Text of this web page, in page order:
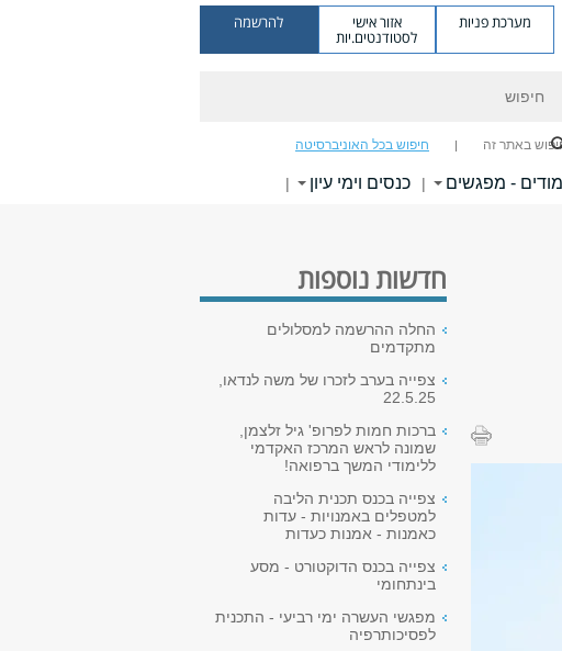
מערכת פניות אזור אישי
לסטודנטים.יות
להרשמה
באתר זה חיפוש בכל האוניברסיטה
- מפגשים | כנסים וימי עיון |
חדשות נוספות
החלה ההרשמה למסלולים
מתקדמים
צפייה בערב לזכרו של משה לנדאו,
22.5.25
ברכות חמות לפרופ' גיל זלצמן,
שמונה לראש המרכז האקדמי
ללימודי המשך ברפואה!
צפייה בכנס תכנית הליבה
למטפלים באמנויות - עדות
כאמנות - אמנות כעדות
צפייה בכנס הדוקטורט - מסע
בינתחומי
מפגשי העשרה ימי רביעי - התכנית
לפסיכותרפיה